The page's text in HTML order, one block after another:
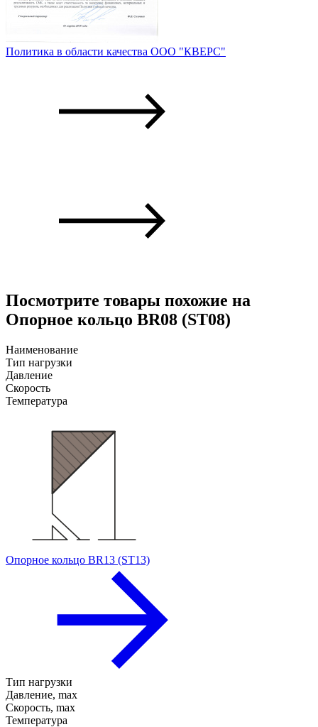
Политика в области качества ООО "КВЕРС"
Посмотрите товары похожие на
Опорное кольцо BR08 (ST08)
Наименование
Тип нагрузки
Давление
Скорость
Температура
Опорное кольцо BR13 (ST13)
Тип нагрузки
Давление, max
Скорость, max
Температура